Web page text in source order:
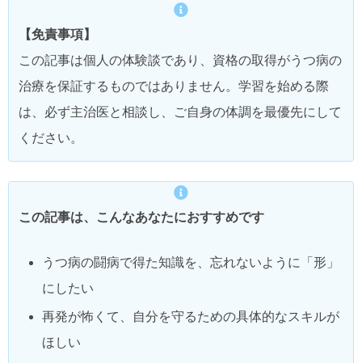
【免責事項】
この記事は個人の体験談であり、資格の取得がうつ病の
治療を保証するものではありません。学習を始める際
は、必ず主治医と相談し、ご自身の体調を最優先にして
ください。
この記事は、こんなあなたにおすすめです
うつ病の闘病で得た知識を、忘れないように「形」
にしたい
再発が怖くて、自分を守るための具体的なスキルが
ほしい